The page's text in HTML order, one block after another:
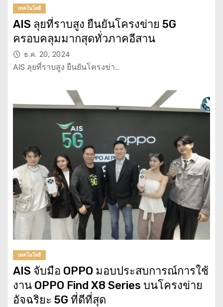
เทคโนโลยี
AIS ลุยที่ราบสูง ยืนยันโครงข่าย 5G
ครอบคลุมมากสุดทั่วภาคอีสาน
ธ.ค. 20, 2024
AIS ลุยที่ราบสูง ยืนยันโครงข่า…
เทคโนโลยี
AIS จับมือ OPPO มอบประสบการณ์การใช้
งาน OPPO Find X8 Series บนโครงข่าย
อัจฉริยะ 5G ที่ดีที่สุด